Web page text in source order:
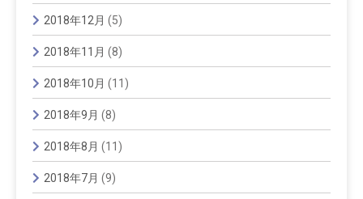
2018年12月 (5)
2018年11月 (8)
2018年10月 (11)
2018年9月 (8)
2018年8月 (11)
2018年7月 (9)